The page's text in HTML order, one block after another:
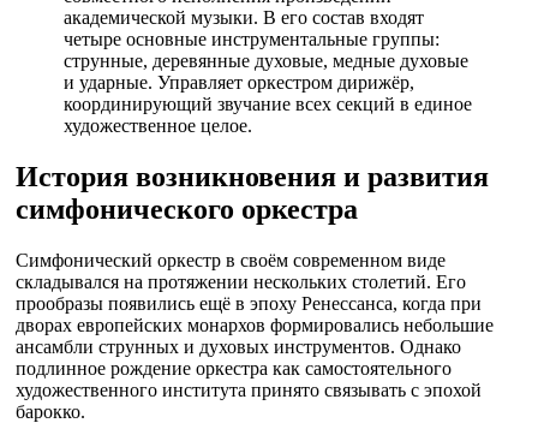
академической музыки. В его состав входят
четыре основные инструментальные группы:
струнные, деревянные духовые, медные духовые
и ударные. Управляет оркестром дирижёр,
координирующий звучание всех секций в единое
художественное целое.
История возникновения и развития
симфонического оркестра
Симфонический оркестр в своём современном виде
складывался на протяжении нескольких столетий. Его
прообразы появились ещё в эпоху Ренессанса, когда при
дворах европейских монархов формировались небольшие
ансамбли струнных и духовых инструментов. Однако
подлинное рождение оркестра как самостоятельного
художественного института принято связывать с эпохой
барокко.